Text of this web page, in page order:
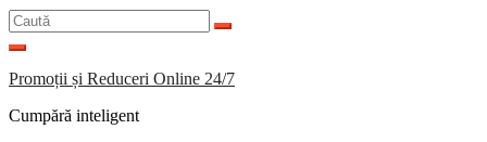
Caută
după:
Promoții și Reduceri Online 24/7
Cumpără inteligent